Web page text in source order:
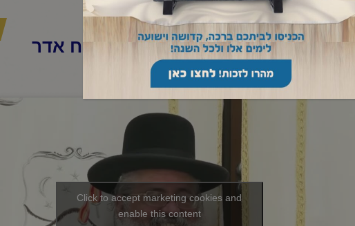
-שיעור בקהלת לקראת שבת-כ"ח אדר
Click to accept marketing cookies and
enable this content